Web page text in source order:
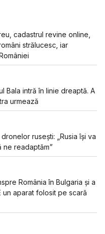
cadastrul revine online,
strălucesc, iar
Bala intră în linie dreaptă. A
urmează
rusești: „Rusia își va
ne readaptăm”
România în Bulgaria și a
un aparat folosit pe scară